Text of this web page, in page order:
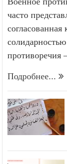
часто
противоречия
Подробнее...